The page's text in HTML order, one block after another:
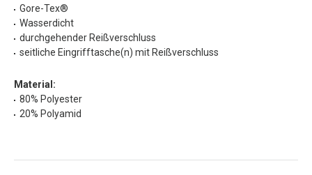
Gore-Tex®
Wasserdicht
durchgehender Reißverschluss
seitliche Eingrifftasche(n) mit Reißverschluss
Material:
80% Polyester
20% Polyamid